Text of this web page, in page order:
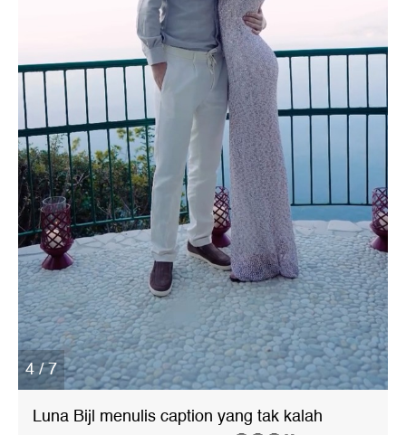
4 / 7
Luna Bijl menulis caption yang tak kalah